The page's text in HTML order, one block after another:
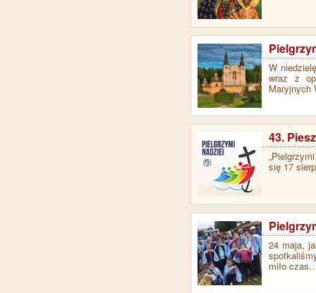
W
wraz z
Maryjnych
43.
się 17
24 maja,
miło